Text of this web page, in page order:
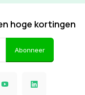
hoge kortingen
Abonneer